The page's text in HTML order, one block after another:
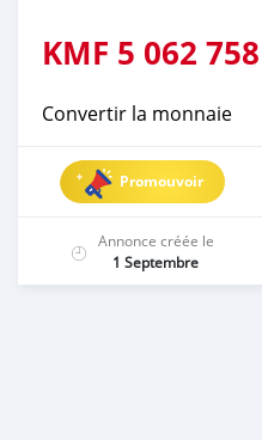
KMF 5 062 758
Convertir la monnaie
Promouvoir
Annonce créée le
1 Septembre